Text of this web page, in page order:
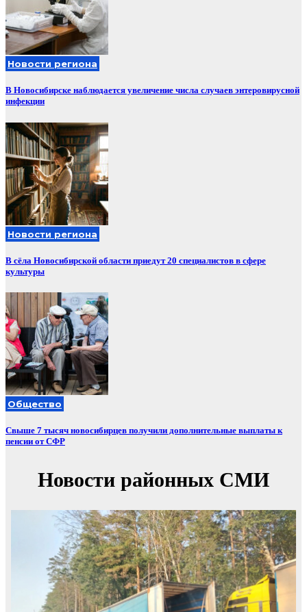
Новости региона
В Новосибирске наблюдается увеличение числа случаев энтеровирусной
инфекции
Новости региона
В сёла Новосибирской области приедут 20 специалистов в сфере
культуры
Общество
Свыше 7 тысяч новосибирцев получили дополнительные выплаты к
пенсии от СФР